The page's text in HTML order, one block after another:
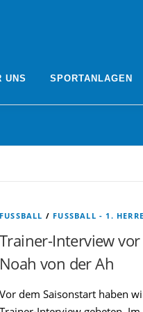
UNS SPORTANLAGEN
FUSSBALL / FUSSBALL - 1. HERREN
Trainer-Interview
Noah von der Ah
Vor dem Saisonstart haben